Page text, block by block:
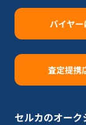
バイヤ
査定提携
セルカのオーク